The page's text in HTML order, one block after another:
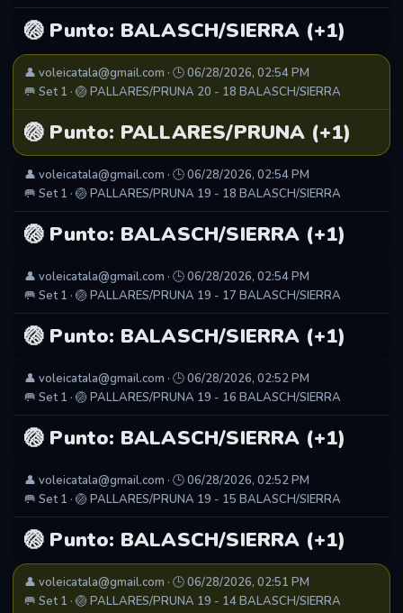
🏐 Punto: BALASCH/SIERRA (+1)
👤 voleicatala@gmail.com · 🕒 06/28/2026, 02:54 PM
🥅 Set 1 · 🏐 PALLARES/PRUNA 20 - 18 BALASCH/SIERRA
🏐 Punto: PALLARES/PRUNA (+1)
👤 voleicatala@gmail.com · 🕒 06/28/2026, 02:54 PM
🥅 Set 1 · 🏐 PALLARES/PRUNA 19 - 18 BALASCH/SIERRA
🏐 Punto: BALASCH/SIERRA (+1)
👤 voleicatala@gmail.com · 🕒 06/28/2026, 02:54 PM
🥅 Set 1 · 🏐 PALLARES/PRUNA 19 - 17 BALASCH/SIERRA
🏐 Punto: BALASCH/SIERRA (+1)
👤 voleicatala@gmail.com · 🕒 06/28/2026, 02:52 PM
🥅 Set 1 · 🏐 PALLARES/PRUNA 19 - 16 BALASCH/SIERRA
🏐 Punto: BALASCH/SIERRA (+1)
👤 voleicatala@gmail.com · 🕒 06/28/2026, 02:52 PM
🥅 Set 1 · 🏐 PALLARES/PRUNA 19 - 15 BALASCH/SIERRA
🏐 Punto: BALASCH/SIERRA (+1)
👤 voleicatala@gmail.com · 🕒 06/28/2026, 02:51 PM
🥅 Set 1 · 🏐 PALLARES/PRUNA 19 - 14 BALASCH/SIERRA